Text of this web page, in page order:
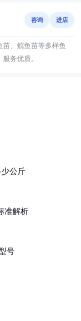
咨询 进店
、鲩鱼苗等多样鱼
务优质。
公斤
准解析
号